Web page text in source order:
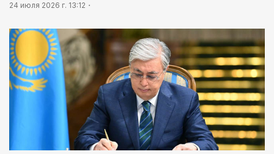
24 июля 2026 г. 13:12